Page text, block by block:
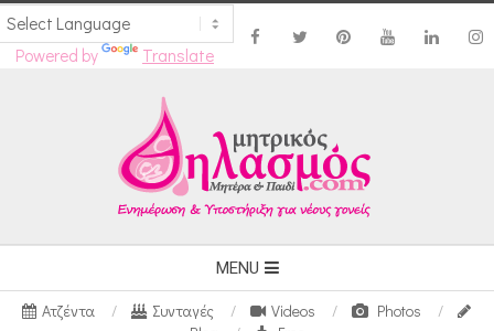
Powered by Translate
Navigation
Menu
MENU
Ατζέντα Συνταγές Videos
Photos